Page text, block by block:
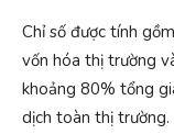
Chỉ số được tính
vốn hóa thị trường
khoảng 80% tổng
dịch toàn thị trường.